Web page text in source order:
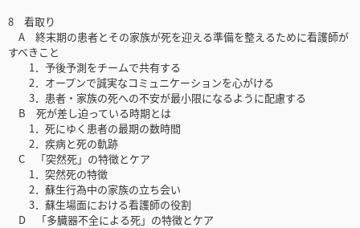
8 看取り
A 終末期の患者とその家族が死を迎える準備を整えるために看護師が
すべきこと
1．予後予測をチームで共有する
2．オープンで誠実なコミュニケーションを心がける
3．患者・家族の死への不安が最小限になるように配慮する
B 死が差し迫っている時期とは
1．死にゆく患者の最期の数時間
2．疾病と死の軌跡
C 「突然死」の特徴とケア
1．突然死の特徴
2．蘇生行為中の家族の立ち会い
3．蘇生場面における看護師の役割
D 「多臓器不全による死」の特徴とケア